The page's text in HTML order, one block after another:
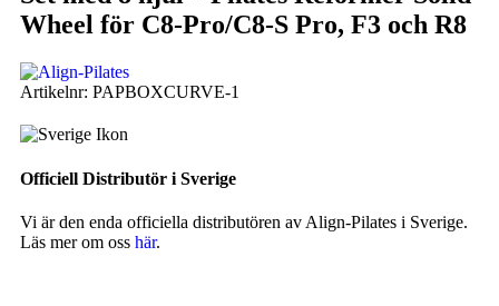
Wheel för C8-Pro/C8-S Pro, F3 och R8
Artikelnr: PAPBOXCURVE-1
Officiell Distributör i Sverige
Vi är den enda officiella distributören av Align-Pilates i Sverige.
Läs mer om oss här.